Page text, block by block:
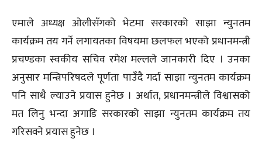
एमाले अध्यक्ष ओलीसँगको भेटमा सरकारको साझा न्युनतम
कार्यक्रम तय गर्ने लगायतका विषयमा छलफल भएको प्रधानमन्त्री
प्रचण्डका स्वकीय सचिव रमेश मल्लले जानकारी दिए । उनका
अनुसार मन्त्रिपरिषदले पूर्णता पाउँदै गर्दा साझा न्युनतम कार्यक्रम
पनि साथै ल्याउने प्रयास हुनेछ । अर्थात, प्रधानमन्त्रीले विश्वासको
मत लिनु भन्दा अगाडि सरकारको साझा न्युनतम कार्यक्रम तय
गरिसक्ने प्रयास हुनेछ ।